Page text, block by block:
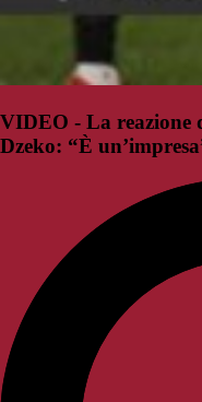
VIDEO - La reazione
Dzeko: “È